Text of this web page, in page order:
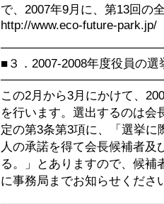
で、2007年9月に、第13回の
http://www.eco-future-park.jp/
■３．2007-2008年度役員の
この2月から3月にかけて、
を行います。選出するのは会
定の第3条第3項に、「選挙
人の承諾を得て会長候補者
る。」とありますので、候補
に事務局までお知らせくださ